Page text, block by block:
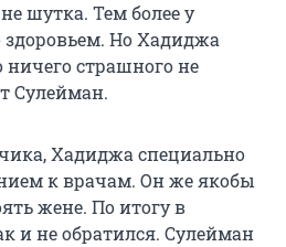
шутка. Тем более у
Но Хадиджа
ничего страшного не
Сулейман.
Хадиджа специально
к врачам. Он же якобы
жене. По итогу в
и не обратился. Сулейман